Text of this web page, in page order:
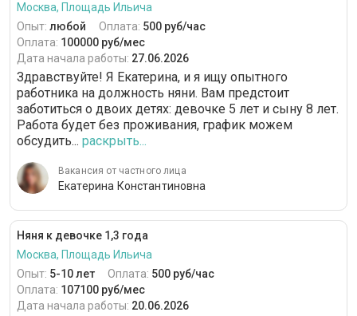
Москва, Площадь Ильича
Опыт: любой Оплата: 500 руб/час
Оплата: 100000 руб/мес
Дата начала работы: 27.06.2026
Здравствуйте! Я Екатерина, и я ищу опытного
работника на должность няни. Вам предстоит
заботиться о двоих детях: девочке 5 лет и сыну 8 лет.
Работа будет без проживания, график можем
обсудить... раскрыть...
Вакансия от частного лица
Екатерина Константиновна
Няня к девочке 1,3 года
Москва, Площадь Ильича
Опыт: 5-10 лет Оплата: 500 руб/час
Оплата: 107100 руб/мес
Дата начала работы: 20.06.2026